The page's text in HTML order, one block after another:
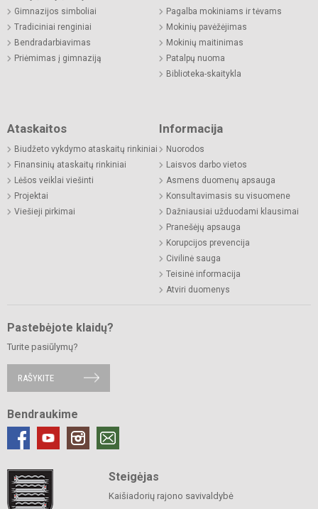
Gimnazijos simboliai
Tradiciniai renginiai
Bendradarbiavimas
Priėmimas į gimnaziją
Pagalba mokiniams ir tėvams
Mokinių pavėžėjimas
Mokinių maitinimas
Patalpų nuoma
Biblioteka-skaitykla
Ataskaitos
Biudžeto vykdymo ataskaitų rinkiniai
Finansinių ataskaitų rinkiniai
Lėšos veiklai viešinti
Projektai
Viešieji pirkimai
Informacija
Nuorodos
Laisvos darbo vietos
Asmens duomenų apsauga
Konsultavimasis su visuomene
Dažniausiai užduodami klausimai
Pranešėjų apsauga
Korupcijos prevencija
Civilinė sauga
Teisinė informacija
Atviri duomenys
Pastebėjote klaidų?
Turite pasiūlymų?
RAŠYKITE
Bendraukime
Steigėjas
Kaišiadorių rajono savivaldybė